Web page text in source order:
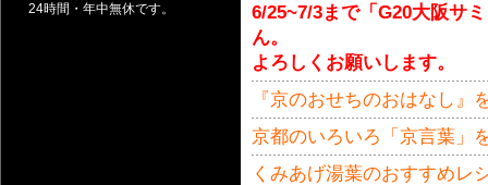
6/25~7/3まで「G20大阪サ
ん。
よろしくお願いします。
『京のおせちのおはなし』
京都のいろいろ「京言葉」
くみあげ湯葉のおすすめレ
24時間・年中無休です。